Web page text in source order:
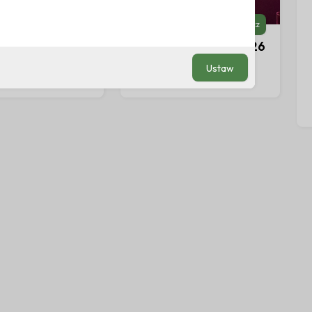
Ustaw
Pakiet Andrzejki 2026
śniadanie w cenie (BB)
Zobacz